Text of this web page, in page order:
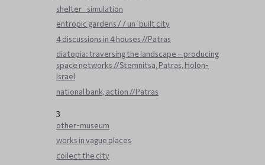
shelter _ simulation
entropic gardens / / un-built city
4 discussions in 4 houses //Patras
diatopia: traversing the landscape – producing
space networks //Stemnitsa, Patras, Holon-
Israel
national bank, action //Patras
3
other-museum
works in vague places
collect the city